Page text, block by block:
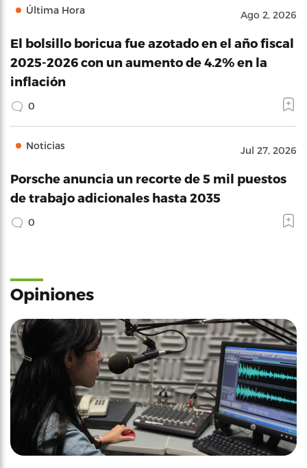
Última Hora Ago 2, 2026
El bolsillo boricua fue azotado en el año fiscal
2025-2026 con un aumento de 4.2% en la
inflación
0
Noticias Jul 27, 2026
Porsche anuncia un recorte de 5 mil puestos
de trabajo adicionales hasta 2035
0
Opiniones